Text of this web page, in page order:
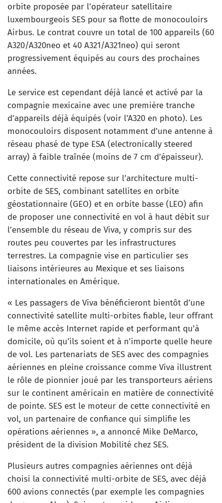
orbite proposée par l’opérateur satellitaire
luxembourgeois SES pour sa flotte de monocouloirs
Airbus. Le contrat couvre un total de 100 appareils (60
A320/A320neo et 40 A321/A321neo) qui seront
progressivement équipés au cours des prochaines
années.
Le service est cependant déjà lancé et activé par la
compagnie mexicaine avec une première tranche
d’appareils déjà équipés (voir l’A320 en photo). Les
monocouloirs disposent notamment d’une antenne à
réseau phasé de type ESA (electronically steered
array) à faible traînée (moins de 7 cm d’épaisseur).
Cette connectivité repose sur l’architecture multi-
orbite de SES, combinant satellites en orbite
géostationnaire (GEO) et en orbite basse (LEO) afin
de proposer une connectivité en vol à haut débit sur
l’ensemble du réseau de Viva, y compris sur des
routes peu couvertes par les infrastructures
terrestres. La compagnie vise en particulier ses
liaisons intérieures au Mexique et ses liaisons
internationales en Amérique.
« Les passagers de Viva bénéficieront bientôt d’une
connectivité satellite multi-orbites fiable, leur offrant
le même accès Internet rapide et performant qu’à
domicile, où qu’ils soient et à n’importe quelle heure
de vol. Les partenariats de SES avec des compagnies
aériennes en pleine croissance comme Viva illustrent
le rôle de pionnier joué par les transporteurs aériens
sur le continent américain en matière de connectivité
de pointe. SES est le moteur de cette connectivité en
vol, un partenaire de confiance qui simplifie les
opérations aériennes », a annoncé Mike DeMarco,
président de la division Mobilité chez SES.
Plusieurs autres compagnies aériennes ont déjà
choisi la connectivité multi-orbite de SES, avec déjà
600 avions connectés (par exemple les compagnies